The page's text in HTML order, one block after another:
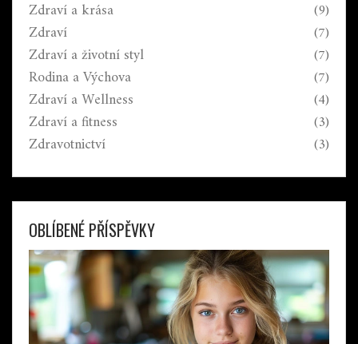
Zdraví a krása (9)
Zdraví (7)
Zdraví a životní styl (7)
Rodina a Výchova (7)
Zdraví a Wellness (4)
Zdraví a fitness (3)
Zdravotnictví (3)
OBLÍBENÉ PŘÍSPĚVKY